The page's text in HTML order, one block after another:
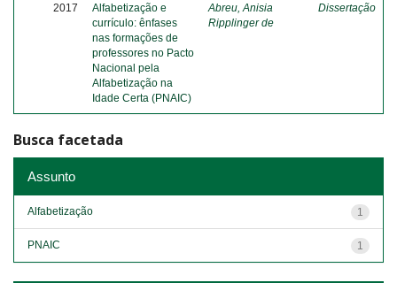
2017
Alfabetização e
currículo: ênfases
nas formações de
professores no Pacto
Nacional pela
Alfabetização na
Idade Certa (PNAIC)
Abreu, Anisia
Ripplinger de
Dissertação
Busca facetada
Assunto
1
Alfabetização
1
PNAIC